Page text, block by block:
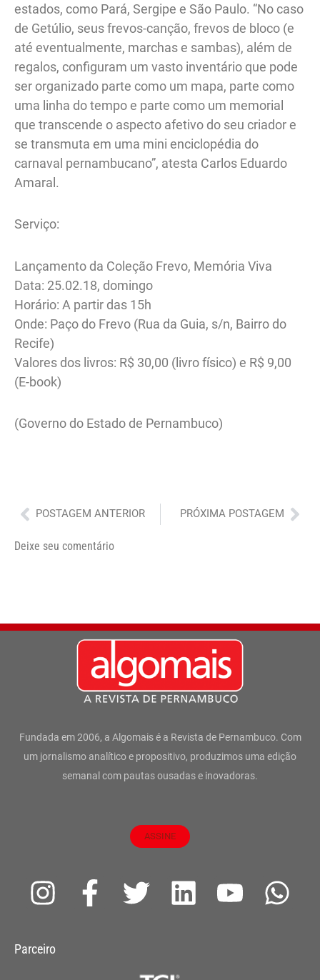
estados, como Pará, Sergipe e São Paulo. “No caso
de Getúlio, seus frevos-canção, frevos de bloco (e
até eventualmente, marchas e sambas), além de
regalos, configuram um vasto inventário que pode
ser organizado parte como um mapa, parte como
uma linha do tempo e parte como um memorial
que transcende o aspecto afetivo do seu criador e
se transmuta em uma mini enciclopédia do
carnaval pernambucano”, atesta Carlos Eduardo
Amaral.
Serviço:
Lançamento da Coleção Frevo, Memória Viva
Data: 25.02.18, domingo
Horário: A partir das 15h
Onde: Paço do Frevo (Rua da Guia, s/n, Bairro do
Recife)
Valores dos livros: R$ 30,00 (livro físico) e R$ 9,00
(E-book)
(Governo do Estado de Pernambuco)
Anterior
POSTAGEM ANTERIOR PRÓXIMA POSTAGEM
Deixe seu comentário
Fundada em 2006, a Algomais é a Revista de Pernambuco. Com
um jornalismo analítico e propositivo, produzimos uma edição
semanal com pautas ousadas e inovadoras.
ASSINE
I
s
F
a
T
t
L
Y
W
Parceiro